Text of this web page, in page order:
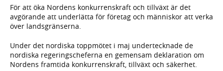
För att öka Nordens konkurrenskraft och tillväxt är det
avgörande att underlätta för företag och människor att verka
över landsgränserna.
Under det nordiska toppmötet i maj undertecknade de
nordiska regeringscheferna en gemensam deklaration om
Nordens framtida konkurrenskraft, tillväxt och säkerhet.